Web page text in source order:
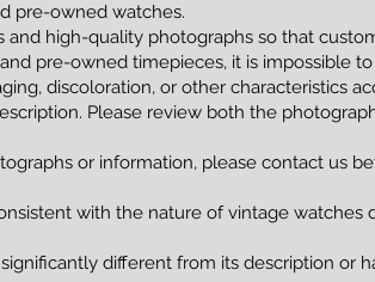
pre-owned watches.
high-quality photographs so that
pre-owned timepieces, it is impossible
discoloration, or other characteristics
Please review both the
or information, please contact us
with the nature of vintage
different from its description or